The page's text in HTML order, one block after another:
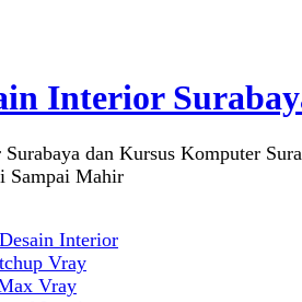
Interior
dan Kursus Komputer
Sampai Mahir
Interior
Vray
Vray